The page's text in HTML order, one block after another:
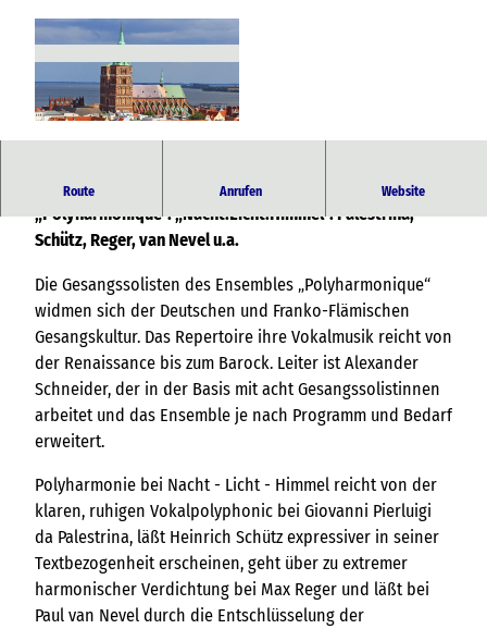
Route Anrufen Website
Die Stellwagen-Orgeltage zu Gast : Vokalensemble
„Polyharmonique“. „Nacht.Licht.Himmel“. Palestrina,
Schütz, Reger, van Nevel u.a.
Die Gesangssolisten des Ensembles „Polyharmonique“
widmen sich der Deutschen und Franko-Flämischen
Gesangskultur. Das Repertoire ihre Vokalmusik reicht von
der Renaissance bis zum Barock. Leiter ist Alexander
Schneider, der in der Basis mit acht Gesangssolistinnen
arbeitet und das Ensemble je nach Programm und Bedarf
erweitert.
Polyharmonie bei Nacht - Licht - Himmel reicht von der
klaren, ruhigen Vokalpolyphonic bei Giovanni Pierluigi
da Palestrina, läßt Heinrich Schütz expressiver in seiner
Textbezogenheit erscheinen, geht über zu extremer
harmonischer Verdichtung bei Max Reger und läßt bei
Paul van Nevel durch die Entschlüsselung der